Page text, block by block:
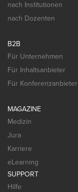
nach Institutionen
nach Dozenten
B2B
Für Unternehmen
Für Inhaltsanbieter
Für Konferenzanbieter
MAGAZINE
Medizin
Jura
Karriere
eLearning
SUPPORT
Hilfe